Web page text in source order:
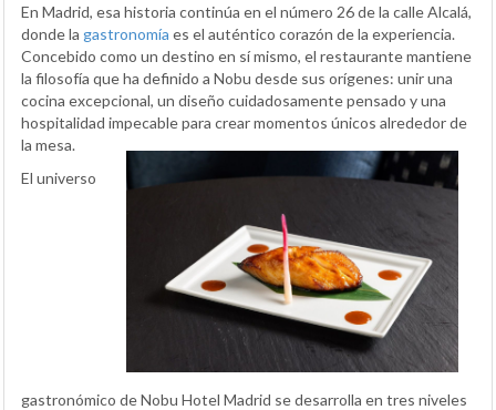
En Madrid, esa historia continúa en el número 26 de la calle Alcalá,
donde la gastronomía es el auténtico corazón de la experiencia.
Concebido como un destino en sí mismo, el restaurante mantiene
la filosofía que ha definido a Nobu desde sus orígenes: unir una
cocina excepcional, un diseño cuidadosamente pensado y una
hospitalidad impecable para crear momentos únicos alrededor de
la mesa.
El universo
gastronómico de Nobu Hotel Madrid se desarrolla en tres niveles